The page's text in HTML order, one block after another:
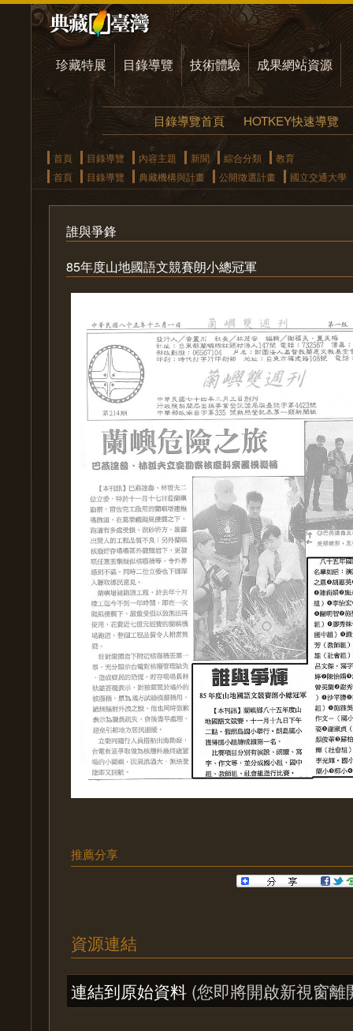
珍藏特展 目錄導覽 技術體驗 成果網站資源
目錄導覽首頁 HOTKEY快速導覽
首頁 目錄導覽 內容主題 新聞 綜合分類
教育
首頁
目錄導覽 典藏機構與計畫 公開徵選計畫 國立交通大學
誰與爭鋒
85年度山地國語文競賽朗小總冠軍
推薦分享
資源連結
連結到原始資料 (您即將開啟新視窗離